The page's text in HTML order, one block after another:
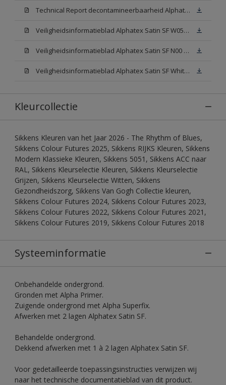
Technical Report decontamineerbaarheid Alphatex Satin SF
Veiligheidsinformatieblad Alphatex Satin SF W05 (MSDS)
Veiligheidsinformatieblad Alphatex Satin SF N00 (MSDS)
Veiligheidsinformatieblad Alphatex Satin SF White (MSDS)
Kleurcollectie
Sikkens Kleuren van het Jaar 2026 - The Rhythm of Blues,
Sikkens Colour Futures 2025, Sikkens RIJKS Kleuren, Sikkens
Modern Klassieke Kleuren, Sikkens 5051, Sikkens ACC naar
RAL, Sikkens Kleurselectie Kleuren, Sikkens Kleurselectie
Grijzen, Sikkens Kleurselectie Witten, Sikkens
Gezondheidszorg, Sikkens Van Gogh Collectie kleuren,
Sikkens Colour Futures 2024, Sikkens Colour Futures 2023,
Sikkens Colour Futures 2022, Sikkens Colour Futures 2021,
Sikkens Colour Futures 2019, Sikkens Colour Futures 2018
Systeeminformatie
Onbehandelde ondergrond.
Gronden met Alpha Primer.
Zuigende ondergrond met Alpha Superfix.
Afwerken met 2 lagen Alphatex Satin SF.
Behandelde ondergrond.
Dekkend afwerken met 1 à 2 lagen Alphatex Satin SF.
Voor gedetailleerde toepassingsinstructies verwijzen wij
naar het technische documentatieblad van dit product.